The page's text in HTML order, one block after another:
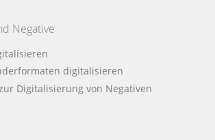
Negative
digitalisieren
Digitalisierung von Negativen